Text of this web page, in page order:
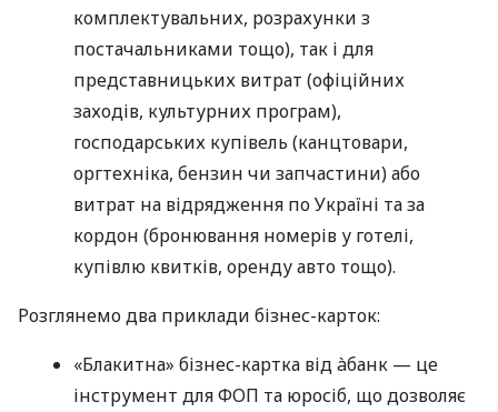
комплектувальних, розрахунки з
постачальниками тощо), так і для
представницьких витрат (офіційних
заходів, культурних програм),
господарських купівель (канцтовари,
оргтехніка, бензин чи запчастини) або
витрат на відрядження по Україні та за
кордон (бронювання номерів у готелі,
купівлю квитків, оренду авто тощо).
Розглянемо два приклади бізнес-карток:
«Блакитна» бізнес-картка від àбанк — це
інструмент для ФОП та юросіб, що дозволяє